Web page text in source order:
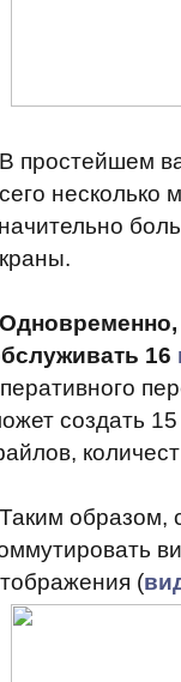
В простейшем
несколько
16
создать
Таким
(